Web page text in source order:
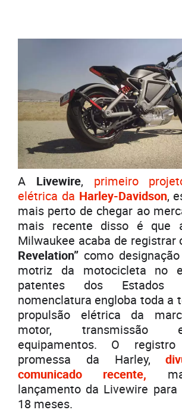
A Livewire, primeiro
elétrica da Harley-Davidson,
mais perto de chegar ao
mais recente disso é que
Milwaukee acaba de registrar
Revelation” como
motriz da motocicleta no
patentes dos Estados
nomenclatura engloba toda a
propulsão elétrica da
motor, transmissão
equipamentos. O
promessa da Harley,
comunicado recente,
lançamento da Livewire
18 meses.